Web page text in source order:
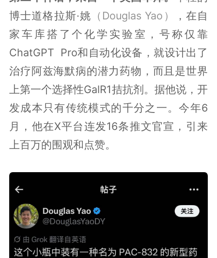
博士道格拉斯·姚 （Douglas Yao）
，在自
家车库搭了个化学实验室，号称仅靠
ChatGPT Pro和自动化设备，就设计出了
治疗阿兹海默病的潜力药物，而且是世界
上第一个选择性GalR1拮抗剂。据他说，开
发成本只有传统模式的千分之一。今年6
月，他在X平台连发16条推文官宣，引来
上百万的围观和点赞。